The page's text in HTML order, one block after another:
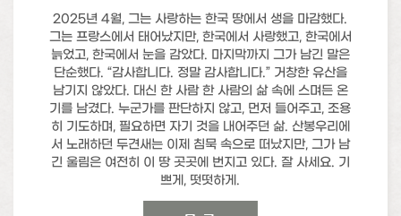
2025년 4월, 그는 사랑하는 한국 땅에서 생을 마감했다.
그는 프랑스에서 태어났지만, 한국에서 사랑했고, 한국에서
늙었고, 한국에서 눈을 감았다. 마지막까지 그가 남긴 말은
단순했다. “감사합니다. 정말 감사합니다.” 거창한 유산을
남기지 않았다. 대신 한 사람 한 사람의 삶 속에 스며든 온
기를 남겼다. 누군가를 판단하지 않고, 먼저 들어주고, 조용
히 기도하며, 필요하면 자기 것을 내어주던 삶. 산봉우리에
서 노래하던 두견새는 이제 침묵 속으로 떠났지만, 그가 남
긴 울림은 여전히 이 땅 곳곳에 번지고 있다. 잘 사세요. 기
쁘게, 떳떳하게.